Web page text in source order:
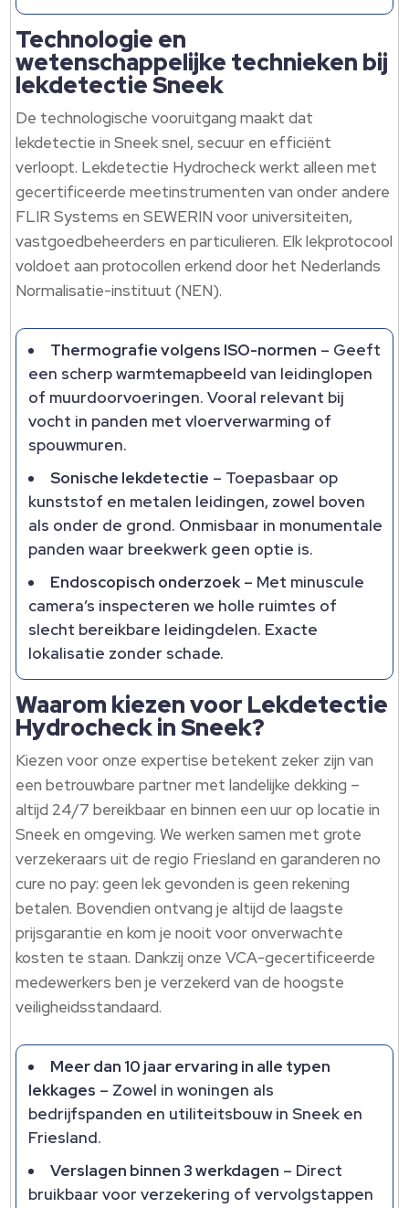
Technologie en
wetenschappelijke technieken bij
lekdetectie Sneek
De technologische vooruitgang maakt dat
lekdetectie in Sneek snel, secuur en efficiënt
verloopt. Lekdetectie Hydrocheck werkt alleen met
gecertificeerde meetinstrumenten van onder andere
FLIR Systems en SEWERIN voor universiteiten,
vastgoedbeheerders en particulieren. Elk lekprotocool
voldoet aan protocollen erkend door het Nederlands
Normalisatie-instituut (NEN).
Thermografie volgens ISO-normen – Geeft
een scherp warmtemapbeeld van leidinglopen
of muurdoorvoeringen. Vooral relevant bij
vocht in panden met vloerverwarming of
spouwmuren.
Sonische lekdetectie – Toepasbaar op
kunststof en metalen leidingen, zowel boven
als onder de grond. Onmisbaar in monumentale
panden waar breekwerk geen optie is.
Endoscopisch onderzoek– Met minuscule
camera’s inspecteren we holle ruimtes of
slecht bereikbare leidingdelen. Exacte
lokalisatie zonder schade.
Waarom kiezen voor Lekdetectie
Hydrocheck in Sneek?
Kiezen voor onze expertise betekent zeker zijn van
een betrouwbare partner met landelijke dekking –
altijd 24/7 bereikbaar en binnen een uur op locatie in
Sneek en omgeving. We werken samen met grote
verzekeraars uit de regio Friesland en garanderen no
cure no pay: geen lek gevonden is geen rekening
betalen. Bovendien ontvang je altijd de laagste
prijsgarantie en kom je nooit voor onverwachte
kosten te staan. Dankzij onze VCA-gecertificeerde
medewerkers ben je verzekerd van de hoogste
veiligheidsstandaard.
Meer dan 10 jaar ervaring in alle typen
lekkages – Zowel in woningen als
bedrijfspanden en utiliteitsbouw in Sneek en
Friesland.
Verslagen binnen 3 werkdagen – Direct
bruikbaar voor verzekering of vervolgstappen